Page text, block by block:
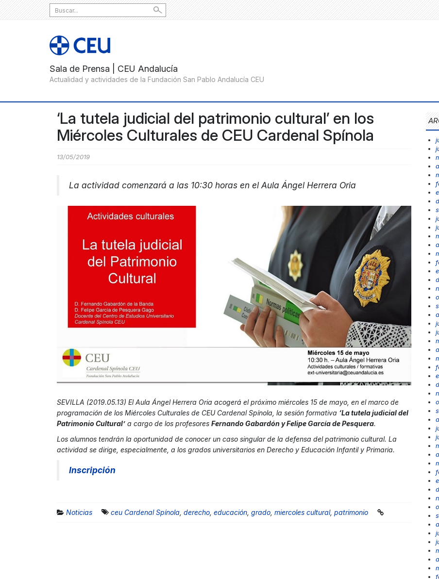
Search
for:
‘La tutela judicial del patrimonio cultural’ en los
Miércoles Culturales de CEU Cardenal Spínola
13/05/2019
La actividad comenzará a las 10:30 horas en el Aula Ángel Herrera Oria
SEVILLA (2019.05.13) El Aula Ángel Herrera Oria acogerá el próximo miércoles 15 de mayo, en el marco de
programación de los Miércoles Culturales de CEU Cardenal Spínola, la sesión formativa ‘La tutela judicial del
Patrimonio Cultural’ a cargo de los profesores Fernando Gabardón y Felipe García de Pesquera.
Los alumnos tendrán la oportunidad de conocer un caso singular de la defensa del patrimonio cultural. La
actividad se dirige, especialmente, a los grados universitarios en Derecho y Educación Infantil y Primaria.
Inscripción
Noticias ceu Cardenal Spínola derecho educación grado miercoles cultural, patrimonio